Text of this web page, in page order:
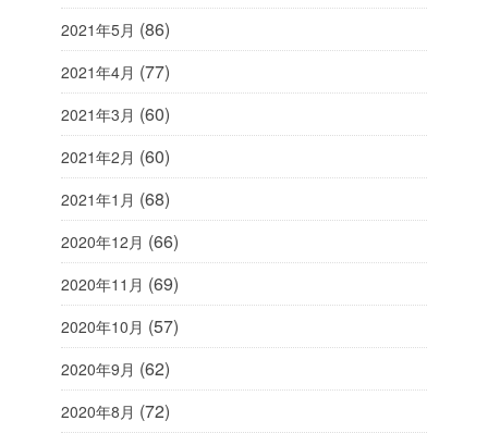
2021年5月 (86)
2021年4月 (77)
2021年3月 (60)
2021年2月 (60)
2021年1月 (68)
2020年12月 (66)
2020年11月 (69)
2020年10月 (57)
2020年9月 (62)
2020年8月 (72)